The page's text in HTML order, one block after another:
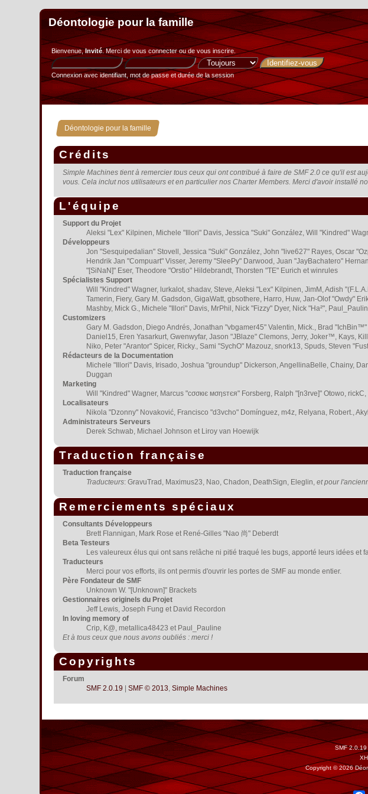
Déontologie pour la famille
Bienvenue,Invité. Merci devous connecterou devous inscrire.
Connexion avec identifiant, mot de passe et durée de la session
Déontologie pour la famille
Crédits
Simple Machines tient à remercier tous ceux qui ont contribué à faire de SMF 2.0 ce qu'il est
vous. Cela inclut nos utilisateurs et en particulier nos Charter Members. Merci d'avoir installé
L'équipe
Support du Projet
Aleksi "Lex" Kilpinen, Michele "Illori" Davis, Jessica "Suki" González, Will "Kindred"
Développeurs
Jon "Sesquipedalian" Stovell, Jessica "Suki" González, John "live627" Rayes, Oscar
Hendrik Jan "Compuart" Visser, Jeremy "SleePy" Darwood, Juan "JayBachatero"
"[SiNaN]" Eser, Theodore "Orstio" Hildebrandt, Thorsten "TE" Eurich et winrules
Spécialistes Support
Will "Kindred" Wagner, lurkalot, shadav, Steve, Aleksi "Lex" Kilpinen, JimM, Adish
Tamerin, Fiery, Gary M. Gadsdon, GigaWatt, gbsothere, Harro, Huw, Jan-Olof "Owdy"
Mashby, Mick G., Michele "Illori" Davis, MrPhil, Nick "Fizzy" Dyer, Nick "Ha²",
Customizers
Gary M. Gadsdon, Diego Andrés, Jonathan "vbgamer45" Valentin, Mick., Brad
Daniel15, Eren Yasarkurt, Gwenwyfar, Jason "JBlaze" Clemons, Jerry, Joker™, Kays,
Niko, Peter "Arantor" Spicer, Ricky., Sami "SychO" Mazouz, snork13, Spuds, Steven
Rédacteurs de la Documentation
Michele "Illori" Davis, Irisado, Joshua "groundup" Dickerson, AngellinaBelle, Chainy,
Duggan
Marketing
Will "Kindred" Wagner, Marcus "cσσкιє мσηѕтєя" Forsberg, Ralph "[n3rve]" Otowo,
Localisateurs
Nikola "Dzonny" Novaković, Francisco "d3vcho" Domínguez, m4z, Relyana, Robert.,
Administrateurs Serveurs
Derek Schwab, Michael Johnson et Liroy van Hoewijk
Traduction française
Traduction française
Traducteurs: GravuTrad, Maximus23, Nao, Chadon, DeathSign, Eleglin,et pour
Remerciements spéciaux
Consultants Développeurs
Brett Flannigan, Mark Rose et René-Gilles "Nao 尚" Deberdt
Beta Testeurs
Les valeureux élus qui ont sans relâche ni pitié traqué les bugs, apporté leurs idées et
Traducteurs
Merci pour vos efforts, ils ont permis d'ouvrir les portes de SMF au monde entier.
Père Fondateur de SMF
Unknown W. "[Unknown]" Brackets
Gestionnaires originels du Projet
Jeff Lewis, Joseph Fung et David Recordon
In loving memory of
Crip, K@, metallica48423 et Paul_Pauline
Et à tous ceux que nous avons oubliés : merci !
Copyrights
Forum
SMF 2.0.19 |SMF © 2013,Simple Machines
SMF 2.0.19
Copyright © 2026